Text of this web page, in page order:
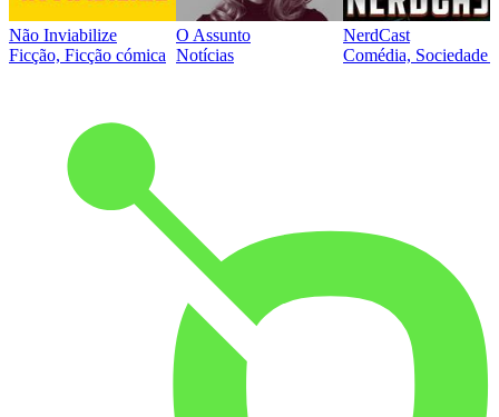
Não Inviabilize
Ficção, Ficção cómica
O Assunto
Notícias
NerdCast
Comédia, Sociedade